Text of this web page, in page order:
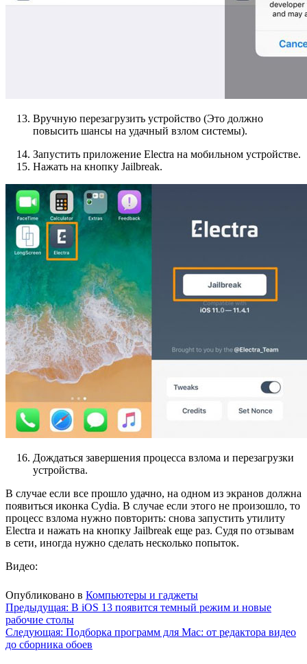
Вручную перезагрузить устройство (Это должно
повысить шансы на удачный взлом системы).
Запустить приложение Electra на мобильном устройстве.
Нажать на кнопку Jailbreak.
Дождаться завершения процесса взлома и перезагрузки
устройства.
В случае если все прошло удачно, на одном из экранов должна
появиться иконка Cydia. В случае если этого не произошло, то
процесс взлома нужно повторить: снова запустить утилиту
Electra и нажать на кнопку Jailbreak еще раз. Судя по отзывам
в сети, иногда нужно сделать несколько попыток.
Видео:
Опубликовано в Компьютеры и гаджеты
Навигация
по
записям
Предыдущая: В iOS 13 появится темный режим и новые
рабочие столы
Следующая: Подборка программ для Mac: от редактора видео
до сборника обоев